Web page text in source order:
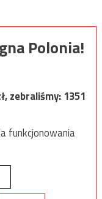
Polonia!
zebraliśmy:1351
funkcjonowania